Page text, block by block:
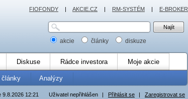
akcie články diskuze
Diskuse Rádce investora Moje akcie
články Analýzy
Uživatel nepřihlášen | Přihlásit se | Zaregistrovat se
9.8.2026 12:21
FIOFONDY | AKCIE.CZ | RM-SYSTÉM | E-BROKER